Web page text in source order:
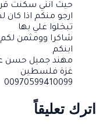
حيث انني سكنت قرية
ارجو منكم اذا
تبخلوا علي بها
شاكرا وومثمن لكم
ابنكم
مهند جميل حسن
غزة فلسطين
00970599410099
اترك تعليقاً